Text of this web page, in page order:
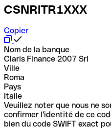
CSNRITR1XXX
Copier
Nom de la banque
Claris Finance 2007 Srl
Ville
Roma
Pays
Italie
Veuillez noter que nous ne
confirmer l'identité de ce
bien du code SWIFT exact